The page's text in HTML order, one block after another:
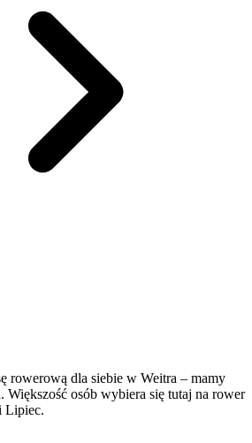
rowerową dla siebie w Weitra – mamy
Większość osób wybiera się tutaj na rower
Lipiec.